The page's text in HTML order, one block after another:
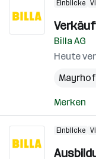
Einblicke
Billa AG
Heute
Merken
Einblicke